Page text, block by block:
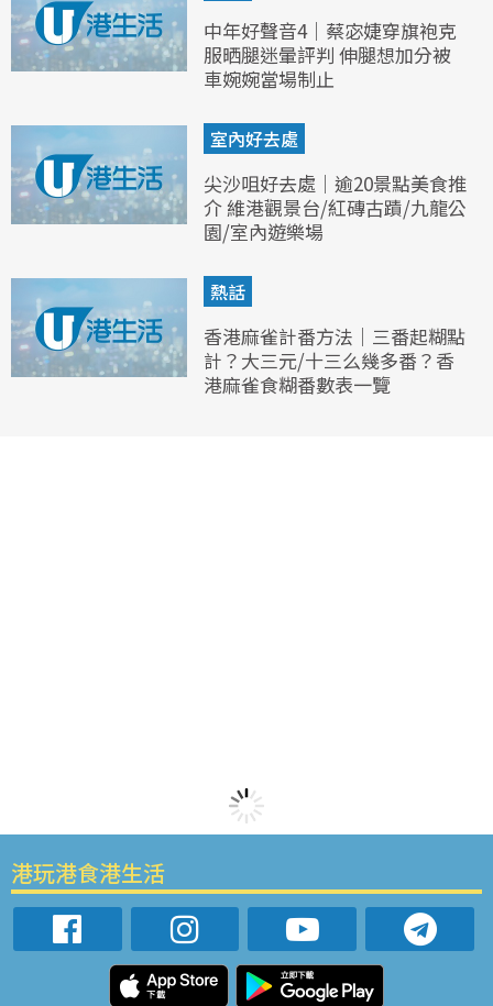
中年好聲音4｜蔡宓婕穿旗袍克
服晒腿迷暈評判 伸腿想加分被
車婉婉當場制止
室內好去處
尖沙咀好去處｜逾20景點美食推
介 維港觀景台/紅磚古蹟/九龍公
園/室內遊樂場
熱話
香港麻雀計番方法｜三番起糊點
計？大三元/十三么幾多番？香
港麻雀食糊番數表一覽
港玩港食港生活